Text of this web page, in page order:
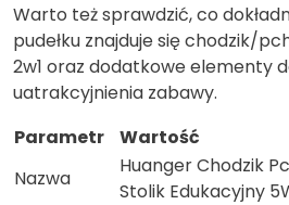
Warto też sprawdzić, co
pudełku znajduje się chodzik/
2w1 oraz dodatkowe elementy
uatrakcyjnienia zabawy.
Parametr
Wartość
Nazwa
Huanger Chodzik
Stolik Edukacyjny